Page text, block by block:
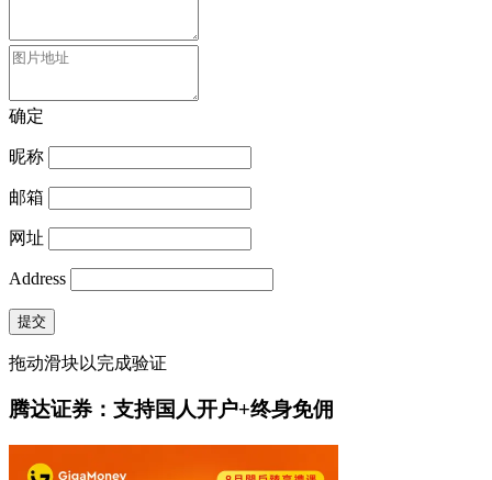
确定
昵称
邮箱
网址
Address
提交
拖动滑块以完成验证
腾达证券：支持国人开户+终身免佣